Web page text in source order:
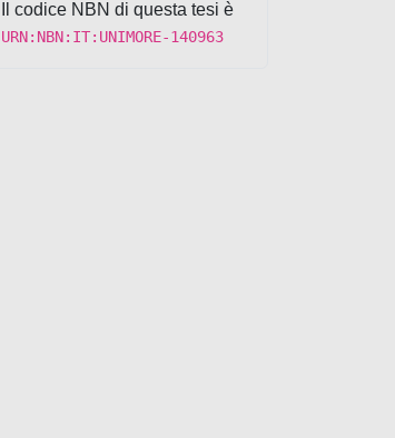
Il codice NBN di questa tesi è
URN:NBN:IT:UNIMORE-140963